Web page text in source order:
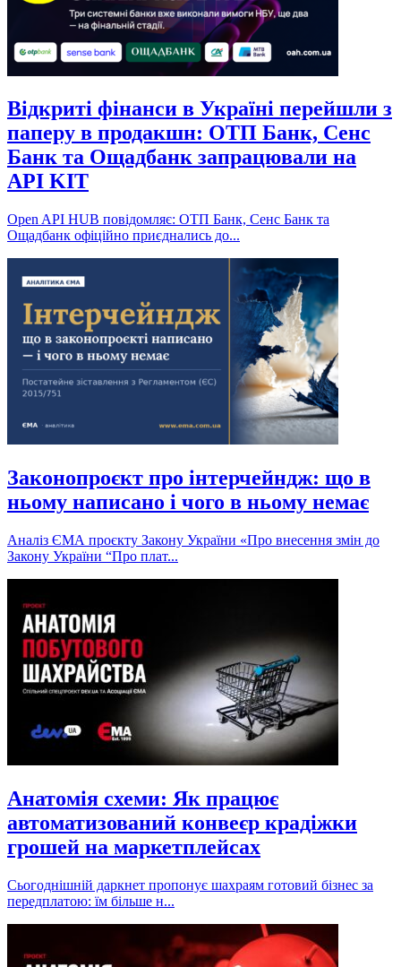
Відкриті фінанси в Україні перейшли з
паперу в продакшн: ОТП Банк, Сенс
Банк та Ощадбанк запрацювали на
API KIT
Open API HUB повідомляє: ОТП Банк, Сенс Банк та
Ощадбанк офіційно приєднались до...
Законопроєкт про інтерчейндж: що в
ньому написано і чого в ньому немає
Аналіз ЄМА проєкту Закону України «Про внесення змін до
Закону України “Про плат...
Анатомія схеми: Як працює
автоматизований конвеєр крадіжки
грошей на маркетплейсах
Сьогоднішній даркнет пропонує шахраям готовий бізнес за
передплатою: їм більше н...